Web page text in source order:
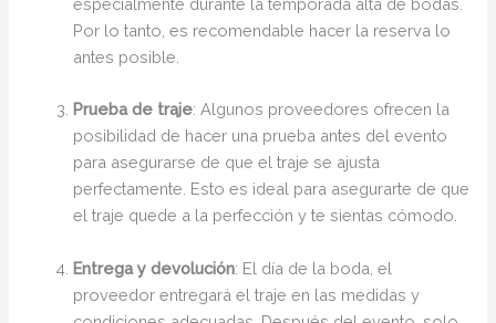
especialmente durante la temporada alta de bodas.
Por lo tanto, es recomendable hacer la reserva lo
antes posible.
Prueba de traje: Algunos proveedores ofrecen la
posibilidad de hacer una prueba antes del evento
para asegurarse de que el traje se ajusta
perfectamente. Esto es ideal para asegurarte de que
el traje quede a la perfección y te sientas cómodo.
Entrega y devolución: El día de la boda, el
proveedor entregará el traje en las medidas y